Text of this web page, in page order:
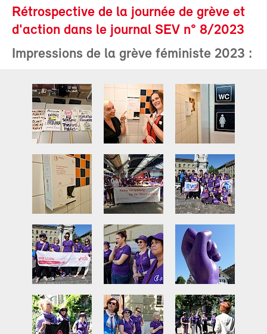
Rétrospective de la journée de grève et
d'action dans le journal SEV n° 8/2023
Impressions de la grève féministe 2023 :